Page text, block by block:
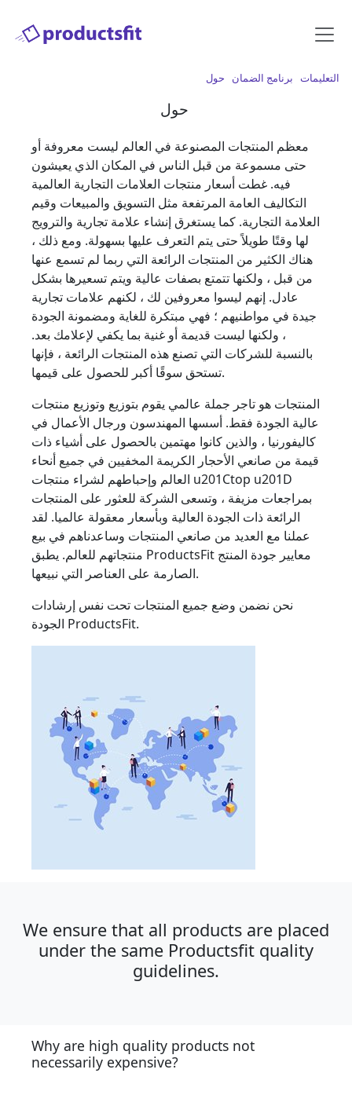
حول برنامج الضمان التعليمات
معظم المنتجات المصنوعة في العالم ليست معروفة أو
حتى مسموعة من قبل الناس في المكان الذي يعيشون
فيه. غطت أسعار منتجات العلامات التجارية العالمية
التكاليف العامة المرتفعة مثل التسويق والمبيعات وقيم
العلامة التجارية. كما يستغرق إنشاء علامة تجارية والترويج
لها وقتًا طويلاً حتى يتم التعرف عليها بسهولة. ومع ذلك ،
هناك الكثير من المنتجات الرائعة التي ربما لم تسمع عنها
من قبل ، ولكنها تتمتع بصفات عالية ويتم تسعيرها بشكل
عادل. إنهم ليسوا معروفين لك ، لكنهم علامات تجارية
جيدة في مواطنيهم ؛ فهي مبتكرة للغاية ومضمونة الجودة
، ولكنها ليست قديمة أو غنية بما يكفي لإعلامك بعد.
بالنسبة للشركات التي تصنع هذه المنتجات الرائعة ، فإنها
تستحق سوقًا أكبر للحصول على قيمها.
المنتجات هو تاجر جملة عالمي يقوم بتوزيع وتوزيع منتجات
عالية الجودة فقط. أسسها المهندسون ورجال الأعمال في
كاليفورنيا ، والذين كانوا مهتمين بالحصول على أشياء ذات
قيمة من صانعي الأحجار الكريمة المخفيين في جميع أنحاء
العالم وإحباطهم لشراء منتجات u201Ctop u201D
بمراجعات مزيفة ، وتسعى الشركة للعثور على المنتجات
الرائعة ذات الجودة العالية وبأسعار معقولة عالميا. لقد
عملنا مع العديد من صانعي المنتجات وساعدناهم في بيع
منتجاتهم للعالم. يطبق ProductsFit معايير جودة المنتج
الصارمة على العناصر التي نبيعها.
نحن نضمن وضع جميع المنتجات تحت نفس إرشادات
الجودة ProductsFit.
We ensure that all products are placed
under the same Productsfit quality
guidelines.
Why are high quality products not
necessarily expensive?